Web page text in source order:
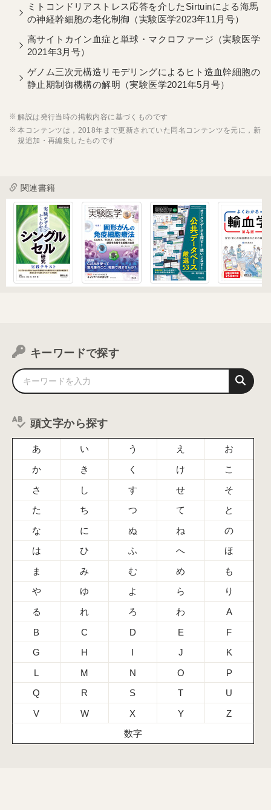
ミトコンドリアストレス応答を介したSirtuinによる海馬
の神経幹細胞の老化制御（実験医学2023年11月号）
高サイトカイン血症と単球・マクロファージ（実験医学
2021年3月号）
ゲノム三次元構造リモデリングによるヒト造血幹細胞の
静止期制御機構の解明（実験医学2021年5月号）
解説は発行当時の掲載内容に基づくものです
本コンテンツは，2018年まで更新されていた同名コンテンツを元に，新
規追加・再編集したものです
関連書籍
キーワードで探す
頭文字から探す
あ い う え お
か き く け
こ
さ
し す せ
そ
た
ち つ て
と
な
に ぬ ね
の
は
ひ ふ へ
ほ
ま
み む め
も
や
ゆ よ ら
り
る
れ ろ わ
A
B
C D E
F
G
H I J
K
L
M N O
P
Q
R S T
U
V
W X Y
Z
数字